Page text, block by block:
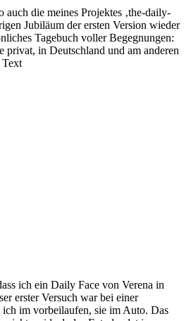
auch die meines Projektes ‚the-daily-
Jubiläum der ersten Version wieder
Tagebuch voller Begegnungen:
privat, in Deutschland und am anderen
ich ein Daily Face von Verena in
erster Versuch war bei einer
ich im vorbeilaufen, sie im Auto. Das